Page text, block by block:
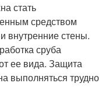
стать
средством
внутренние стены.
сруба
ее вида. Защита
выполняться трудно